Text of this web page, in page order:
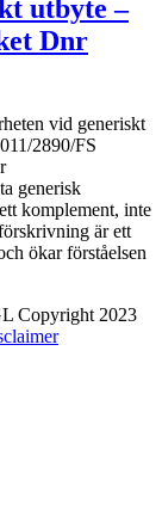
utbyte –
Dnr
vid generiskt
2890/FS
generisk
komplement, inte
är ett
ökar förståelsen
Copyright 2023